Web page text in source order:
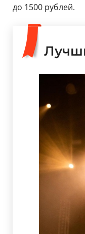
до 1500 рублей.